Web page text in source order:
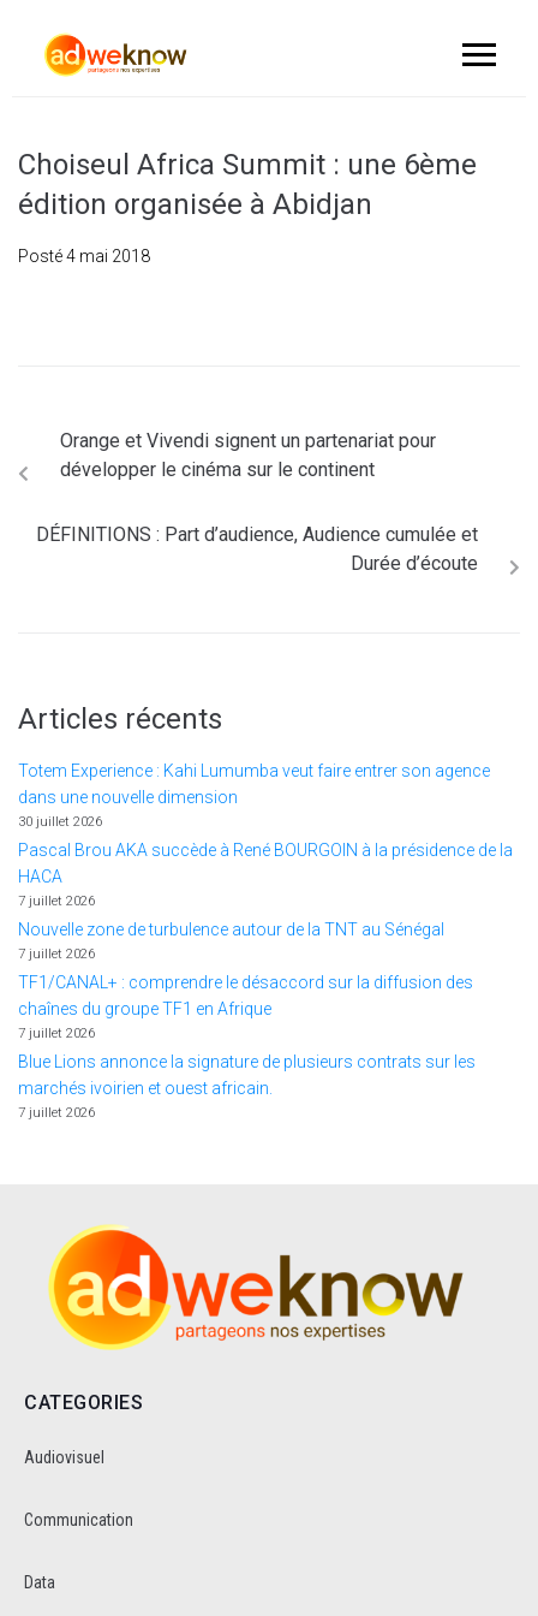
Choiseul Africa Summit : une 6ème
édition organisée à Abidjan
Posté4 mai 2018
Orange et Vivendi signent un partenariat pour
développer le cinéma sur le continent
DÉFINITIONS : Part d’audience, Audience cumulée et
Durée d’écoute
Articles récents
Totem Experience : Kahi Lumumba veut faire entrer son agence
dans une nouvelle dimension
30 juillet 2026
Pascal Brou AKA succède à René BOURGOIN à la présidence de la
HACA
7 juillet 2026
Nouvelle zone de turbulence autour de la TNT au Sénégal
7 juillet 2026
TF1/CANAL+ : comprendre le désaccord sur la diffusion des
chaînes du groupe TF1 en Afrique
7 juillet 2026
Blue Lions annonce la signature de plusieurs contrats sur les
marchés ivoirien et ouest africain.
7 juillet 2026
CATEGORIES
Audiovisuel
Communication
Data